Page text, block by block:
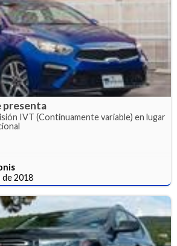
presenta
IVT (Continuamente variable) en lugar
2018